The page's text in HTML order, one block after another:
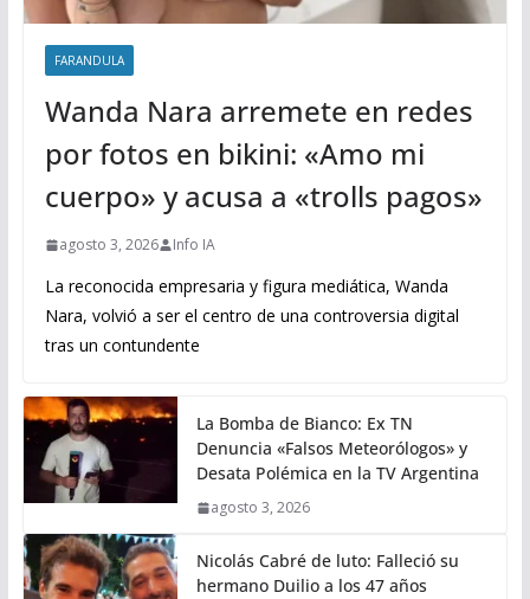
FARANDULA
Wanda Nara arremete en redes
por fotos en bikini: «Amo mi
cuerpo» y acusa a «trolls pagos»
agosto 3, 2026 Info IA
La reconocida empresaria y figura mediática, Wanda
Nara, volvió a ser el centro de una controversia digital
tras un contundente
La Bomba de Bianco: Ex TN
Denuncia «Falsos Meteorólogos» y
Desata Polémica en la TV Argentina
agosto 3, 2026
Nicolás Cabré de luto: Falleció su
hermano Duilio a los 47 años